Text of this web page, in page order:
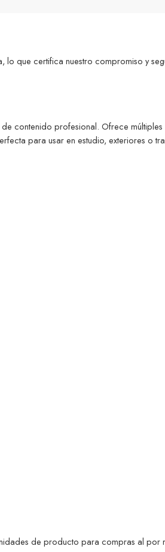
que certifica nuestro compromiso y
contenido profesional. Ofrece
para usar en estudio, exteriores o
de producto para compras al por